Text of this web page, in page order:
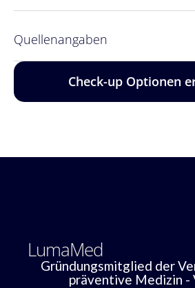
Quellenangaben
Check-up Optionen
LumaMed
Gründungsmitglied der
präventive Medizin -